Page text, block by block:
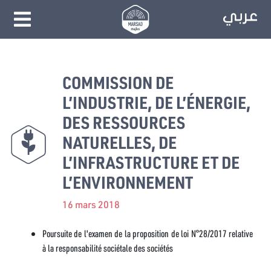
COMMISSION DE
L’INDUSTRIE, DE L’ÉNERGIE,
DES RESSOURCES
NATURELLES, DE
L’INFRASTRUCTURE ET DE
L’ENVIRONNEMENT
16 mars 2018
Poursuite de l'examen de la proposition de loi N°28/2017 relative
à la responsabilité sociétale des sociétés